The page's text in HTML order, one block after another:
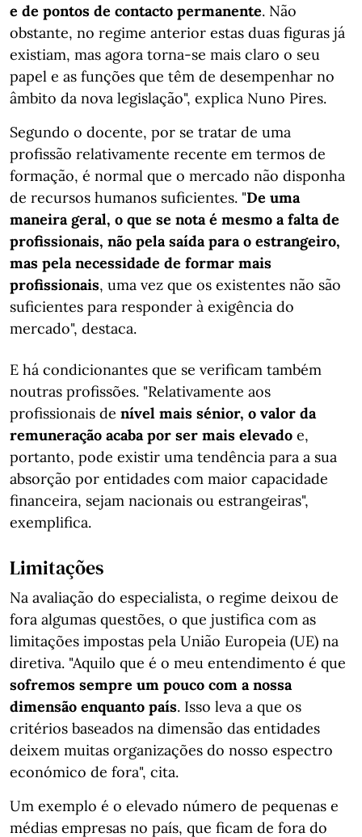
e de pontos de contacto permanente. Não
obstante, no regime anterior estas duas figuras já
existiam, mas agora torna-se mais claro o seu
papel e as funções que têm de desempenhar no
âmbito da nova legislação", explica Nuno Pires.
Segundo o docente, por se tratar de uma
profissão relativamente recente em termos de
formação, é normal que o mercado não disponha
de recursos humanos suficientes. "De uma
maneira geral, o que se nota é mesmo a falta de
profissionais, não pela saída para o estrangeiro,
mas pela necessidade de formar mais
profissionais, uma vez que os existentes não são
suficientes para responder à exigência do
mercado", destaca.
E há condicionantes que se verificam também
noutras profissões. "Relativamente aos
profissionais de nível mais sénior, o valor da
remuneração acaba por ser mais elevado e,
portanto, pode existir uma tendência para a sua
absorção por entidades com maior capacidade
financeira, sejam nacionais ou estrangeiras",
exemplifica.
Limitações
Na avaliação do especialista, o regime deixou de
fora algumas questões, o que justifica com as
limitações impostas pela União Europeia (UE) na
diretiva. "Aquilo que é o meu entendimento é que
sofremos sempre um pouco com a nossa
dimensão enquanto país. Isso leva a que os
critérios baseados na dimensão das entidades
deixem muitas organizações do nosso espectro
económico de fora", cita.
Um exemplo é o elevado número de pequenas e
médias empresas no país, que ficam de fora do